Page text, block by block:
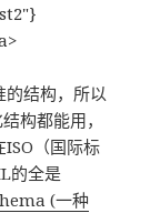
的结构，所以
构都能用，
（国际标
的全是
(一种